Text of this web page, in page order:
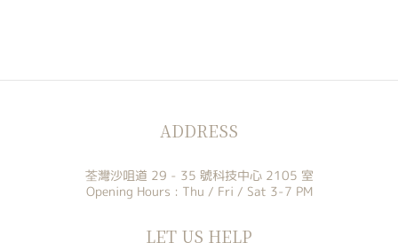
ADDRESS
荃灣沙咀道 29 - 35 號科技中心 2105 室
Opening Hours : Thu / Fri / Sat 3-7 PM
LET US HELP